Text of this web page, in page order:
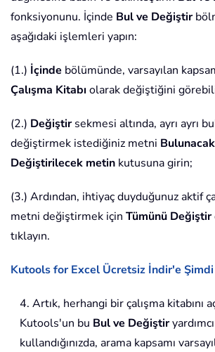
fonksiyonunu. İçinde Bul ve Değiştir
aşağıdaki işlemleri yapın:
(1.) İçinde bölümünde, varsayılan
Çalışma Kitabı olarak değiştiğini
(2.) Değiştirsekmesi altında, ayrı ayrı
değiştirmek istediğiniz metni
Değiştirilecek metin kutusuna girin;
(3.) Ardından, ihtiyaç duyduğunuz aktif
metni değiştirmek için Tümünü Değiştir
tıklayın.
Kutools for Excel Ücretsiz İndir'e Şimdi
4. Artık, herhangi bir çalışma kitabını
Kutools'un bu Bul ve Değiştir
kullandığınızda, arama kapsamı